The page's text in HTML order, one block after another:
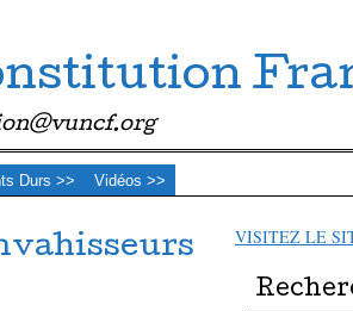
Durs >> Vidéos >>
VISITEZ LE